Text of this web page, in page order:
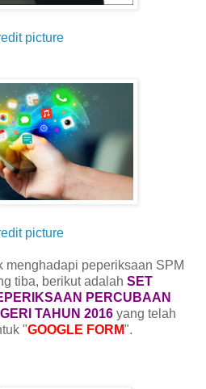
picture
picture
menghadapi peperiksaan SPM
tiba, berikut adalah SET
PERCUBAAN
TAHUN 2016 yang telah
"GOOGLE FORM".